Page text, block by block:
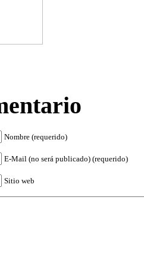
Nombre (requerido)
E-Mail (no será publicado) (requerido)
Sitio web